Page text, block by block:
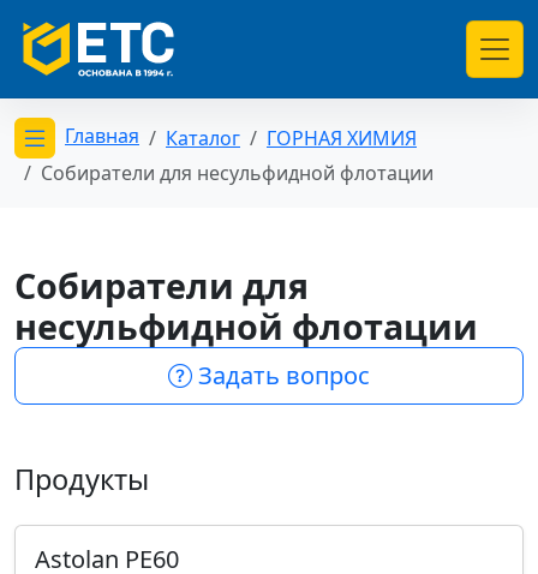
Открыть меню категорий
Главная Каталог
ГОРНАЯ ХИМИЯ
Собиратели для несульфидной флотации
Собиратели для
несульфидной флотации
Задать вопрос
Продукты
Astolan PE60